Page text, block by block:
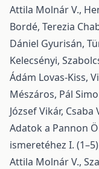
Attila Molnár V.,
Bordé, Terezia
Dániel Gyurisán,
Kelecsényi,
Ádám Lovas-Kiss,
Mészáros, Pál
József Vikár, Csaba
Adatok a Pannon
ismeretéhez I. (1–5)
Attila Molnár V.,